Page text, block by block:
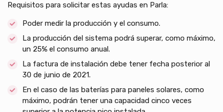
Requisitos para solicitar estas ayudas en Parla:
Poder medir la producción y el consumo.
La producción del sistema podrá superar, como máximo,
un 25% el consumo anual.
La factura de instalación debe tener fecha posterior al
30 de junio de 2021.
En el caso de las baterías para paneles solares, como
máximo, podrán tener una capacidad cinco veces